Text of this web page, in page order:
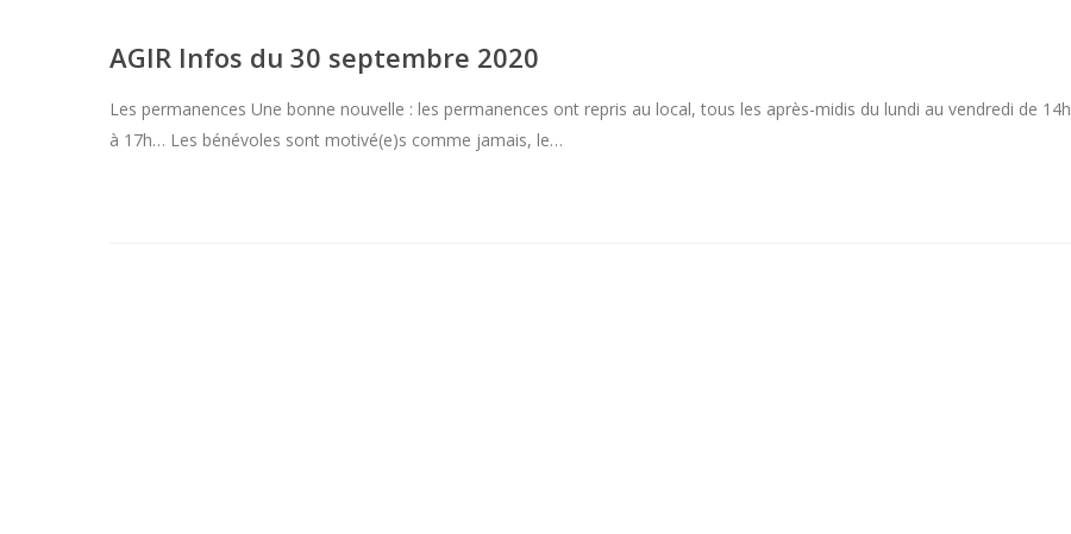
AGIR Infos du 30 septembre 2020
Les permanences Une bonne nouvelle : les permanences ont repris au local, tous les après-midis du lundi au vendredi de 14h
à 17h… Les bénévoles sont motivé(e)s comme jamais, le…